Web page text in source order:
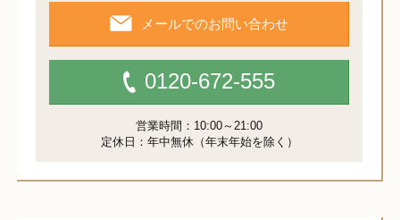
メールでのお問い合わせ
0120-672-555
営業時間：10:00～21:00
定休日：年中無休（年末年始を除く）